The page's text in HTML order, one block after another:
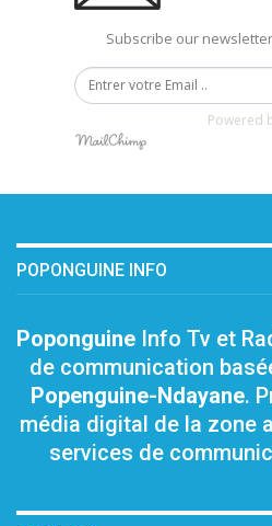
Subscribe our
Powered
POPONGUINE INFO
Poponguine Info Tv et
de communication
Popenguine-Ndayane.
média digital de la zone
services de